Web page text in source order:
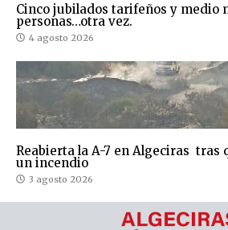
Cinco jubilados tarifeños y medio
personas…otra vez.
4 agosto 2026
Reabierta la A-7 en Algeciras tras
un incendio
3 agosto 2026